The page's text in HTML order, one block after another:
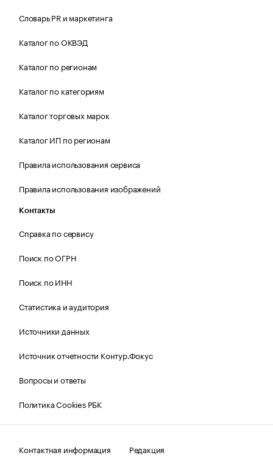
Словарь PR и маркетинга
Каталог по ОКВЭД
Каталог по регионам
Каталог по категориям
Каталог торговых марок
Каталог ИП по регионам
Правила использования сервиса
Правила использования изображений
Контакты
Справка по сервису
Поиск по ОГРН
Поиск по ИНН
Статистика и аудитория
Источники данных
Источник отчетности Контур.Фокус
Вопросы и ответы
Политика Cookies РБК
Контактная информация
Редакция